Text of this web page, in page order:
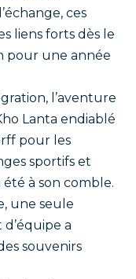
ces
liens forts dès le
pour une année
l’aventure
Lanta endiablé
pour les
sportifs et
à son comble.
une seule
a
souvenirs